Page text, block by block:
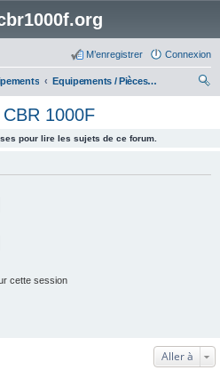
Connexion
M’enregistrer
Equipements / Pièces CBR 1000F
1000F
pour lire les sujets de ce forum.
cette session
Aller à